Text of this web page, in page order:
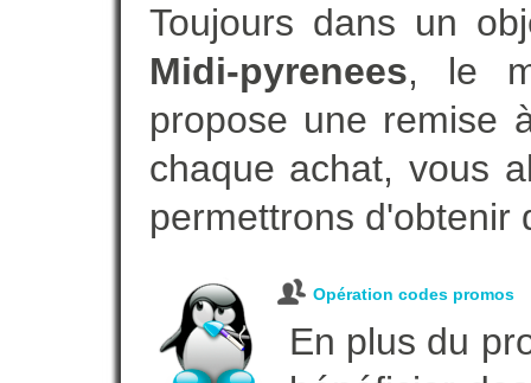
Toujours dans un
Midi-pyrenees, le
propose une remise
chaque achat, vous
permettrons d'obtenir
Opération codes promos
En plus du